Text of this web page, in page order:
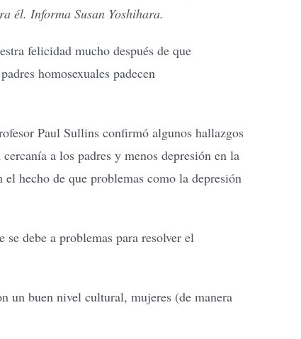
él. Informa Susan Yoshihara.
felicidad mucho después de que
homosexuales padecen
Paul Sullins confirmó algunos hallazgos
a los padres y menos depresión en la
hecho de que problemas como la depresión
debe a problemas para resolver el
un buen nivel cultural, mujeres (de manera